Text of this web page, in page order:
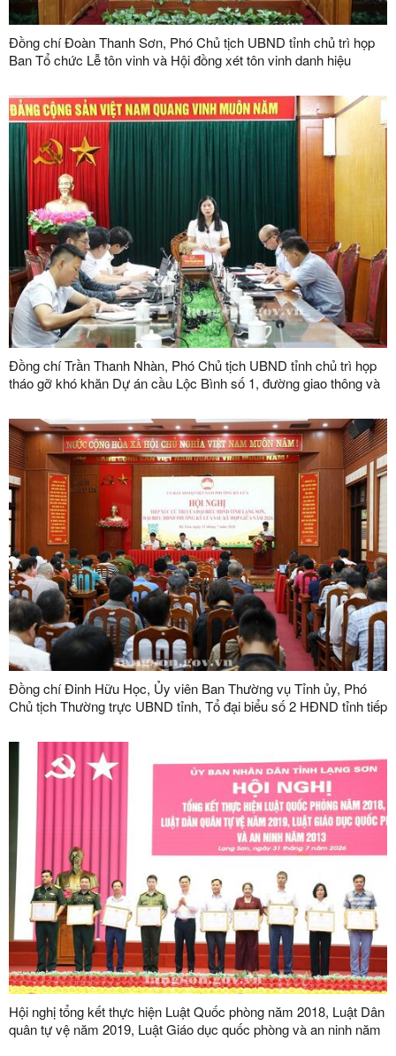
Đồng chí Đoàn Thanh Sơn, Phó Chủ tịch UBND tỉnh chủ trì họp
Ban Tổ chức Lễ tôn vinh và Hội đồng xét tôn vinh danh hiệu
năm 2026
Đồng chí Trần Thanh Nhàn, Phó Chủ tịch UBND tỉnh chủ trì họp
tháo gỡ khó khăn Dự án cầu Lộc Bình số 1, đường giao thông và
Đồng chí Đinh Hữu Học, Ủy viên Ban Thường vụ Tỉnh ủy, Phó
Chủ tịch Thường trực UBND tỉnh, Tổ đại biểu số 2 HĐND tỉnh tiếp
Hội nghị tổng kết thực hiện Luật Quốc phòng năm 2018, Luật Dân
quân tự vệ năm 2019, Luật Giáo dục quốc phòng và an ninh năm